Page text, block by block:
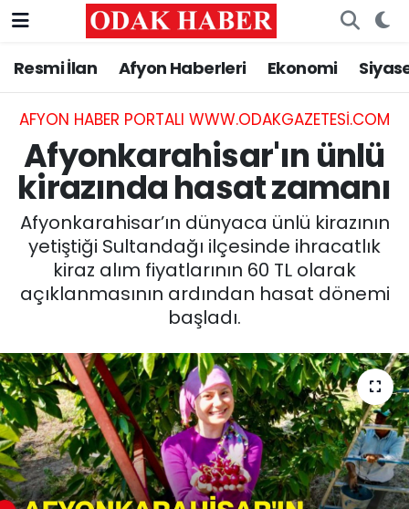
Resmi İlan Afyon Haberleri Ekonomi
AFYON HABER PORTALI WWW.ODAKGAZETESI.COM
Afyonkarahisar'ın ünlü
kirazında hasat zamanı
Afyonkarahisar’ın dünyaca ünlü kirazının
yetiştiği Sultandağı ilçesinde ihracatlık
kiraz alım fiyatlarının 60 TL olarak
açıklanmasının ardından hasat dönemi
başladı.
AFYONKARAHİSAR HABERLERİ
Resmi İlan
ASAYİŞ
SİYASET
EĞİTİM
MAGAZİN
SAĞLIK
SPOR
11:11 MANŞET
Nöbetçi Eczaneler
Hava Durumu
Trafik Durumu
Tüm Manşetler
Son Dakika Haberleri
Haber Arşivi